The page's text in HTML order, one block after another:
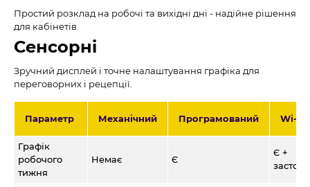
Простий розклад на робочі та вихідні дні - надійне рішення
для кабінетів.
Сенсорні
Зручний дисплей і точне налаштування графіка для
переговорних і рецепції.
Параметр Механічний Програмований Wi-Fi
Графік
робочого
тижня
Немає Є
Є +